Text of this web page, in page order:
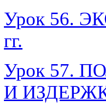
Урок 56.
гг.
Урок 57.
И